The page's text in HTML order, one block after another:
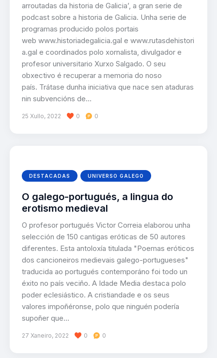
arroutadas da historia de Galicia’, a gran serie de
podcast sobre a historia de Galicia. Unha serie de
programas producido polos portais
web www.historiadegalicia.gal e www.rutasdehistori
a.gal e coordinados polo xornalista, divulgador e
profesor universitario Xurxo Salgado. O seu
obxectivo é recuperar a memoria do noso
país. Trátase dunha iniciativa que nace sen ataduras
nin subvencións de…
25 Xullo, 2022 0 0
DESTACADAS UNIVERSO GALEGO
O galego-portugués, a lingua do
erotismo medieval
O profesor portugués Victor Correia elaborou unha
selección de 150 cantigas eróticas de 50 autores
diferentes. Esta antoloxía titulada "Poemas eróticos
dos cancioneiros medievais galego-portugueses"
traducida ao portugués contemporáno foi todo un
éxito no país veciño. A Idade Media destaca polo
poder eclesiástico. A cristiandade e os seus
valores impoñéronse, polo que ninguén podería
supoñer que…
27 Xaneiro, 2022 0 0